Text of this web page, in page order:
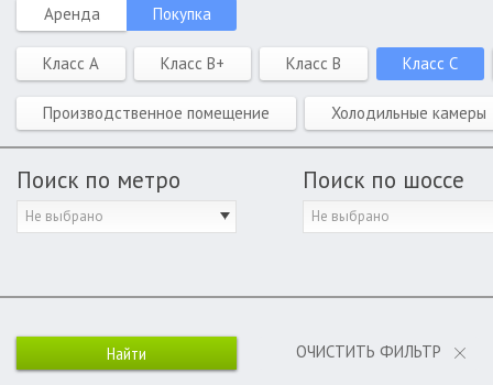
Аренда Покупка
Класс A Класс B+ Класс B Класс C
Производственное помещение Холодильные камеры
Поиск по метро
Не выбрано
Поиск по шоссе
Не выбрано
ОЧИСТИТЬ ФИЛЬТР